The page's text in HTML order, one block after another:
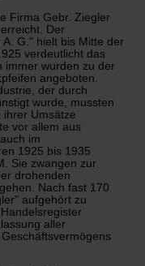
Firma Gebr. Ziegler
Der
G." hielt bis Mitte der
verdeutlicht das
immer wurden zu der
angeboten.
der durch
wurde, mussten
ihrer Umsätze
vor allem aus
im
1925 bis 1935
Sie zwangen zur
drohenden
Nach fast 170
aufgehört zu
aller